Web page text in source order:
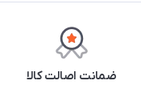
ضمانت اصالت کالا